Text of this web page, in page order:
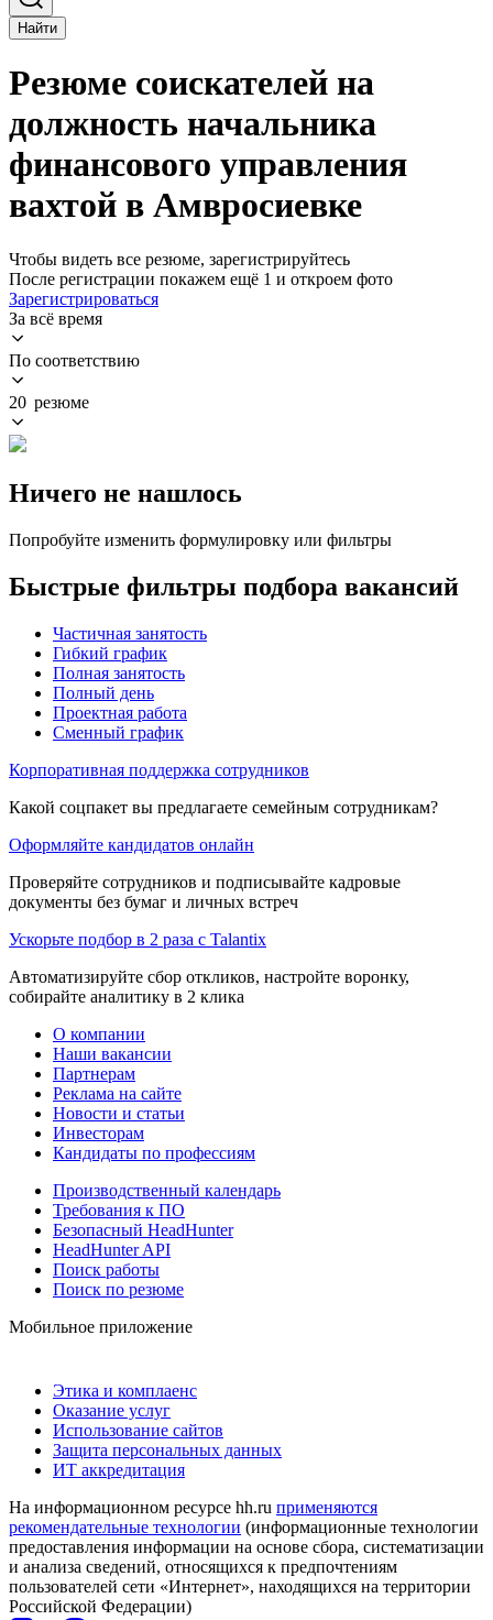
Найти
Резюме соискателей на
должность начальника
финансового управления
вахтой в Амвросиевке
Чтобы видеть все резюме, зарегистрируйтесь
После регистрации покажем ещё 1 и откроем фото
Зарегистрироваться
За всё время
По соответствию
20 резюме
Ничего не нашлось
Попробуйте изменить формулировку или фильтры
Быстрые фильтры подбора вакансий
Частичная занятость
Гибкий график
Полная занятость
Полный день
Проектная работа
Сменный график
Корпоративная поддержка сотрудников
Какой соцпакет вы предлагаете семейным сотрудникам?
Оформляйте кандидатов онлайн
Проверяйте сотрудников и подписывайте кадровые
документы без бумаг и личных встреч
Ускорьте подбор в 2 раза с Talantix
Автоматизируйте сбор откликов, настройте воронку,
собирайте аналитику в 2 клика
О компании
Наши вакансии
Партнерам
Реклама на сайте
Новости и статьи
Инвесторам
Кандидаты по профессиям
Производственный календарь
Требования к ПО
Безопасный HeadHunter
HeadHunter API
Поиск работы
Поиск по резюме
Мобильное приложение
Этика и комплаенс
Оказание услуг
Использование сайтов
Защита персональных данных
ИТ аккредитация
На информационном ресурсе hh.ru применяются
рекомендательные технологии (информационные технологии
предоставления информации на основе сбора, систематизации
и анализа сведений, относящихся к предпочтениям
пользователей сети «Интернет», находящихся на территории
Российской Федерации)